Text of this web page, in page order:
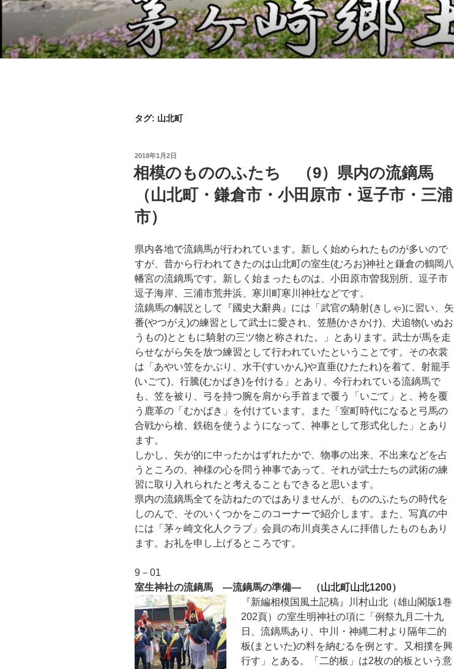
コ
ン
茅ヶ崎郷土会
タグ: 山北町
投
稿
日:
2018年1月2日
相模のもののふたち （9）県内の流鏑馬
（山北町・鎌倉市・小田原市・逗子市・三浦
市）
県内各地で流鏑馬が行われています。新しく始められたものが多いので
すが、昔から行われてきたのは山北町の室生(むろお)神社と鎌倉の鶴岡八
幡宮の流鏑馬です。新しく始まったものは、小田原市曽我別所、逗子市
逗子海岸、三浦市荒井浜、寒川町寒川神社などです。
流鏑馬の解説として『國史大辭典』には「武官の騎射(きしゃ)に習い、矢
番(やつがえ)の練習として武士に愛され、笠懸(かさかけ)、犬追物(いぬお
うもの)とともに騎射の三ツ物と称された。」とあります。武士が馬を走
らせながら矢を放つ練習として行われていたということです。その衣裳
は「あやい笠をかぶり、水干(すいかん)や直垂(ひたたれ)を着て、射籠手
(いごて)、行騰(むかばき)を付ける」とあり、今行われている流鏑馬で
も、笠を被り、弓を持つ腕を肩から手首まで覆う「いごて」と、袴を覆
う鹿革の「むかばき」を付けています。また「室町時代になると弓馬の
合戦から槍、鉄砲を使うようになって、神事として形式化した」とあり
ます。
しかし、矢が的に中ったかはずれたかで、物事の出来、不出来などを占
うところの、神様の心を問う神事であって、それが武士たちの武術の練
習に取り入れられたと考えることもできると思います。
県内の流鏑馬全てを訪ねたのではありませんが、もののふたちの時代を
しのんで、そのいくつかをこのコーナーで紹介します。また、写真の中
には「茅ヶ崎文化人クラブ」会員の布川貞美さんに拝借したものもあり
ます。お礼を申し上げるところです。
9－01
室生神社の流鏑馬 ―流鏑馬の準備― （山北町山北1200）
『新編相模国風土記稿』川村山北（雄山閣版1巻
202頁）の室生明神社の項に「例祭九月二十九
日、流鏑馬あり、中川・神縄二村より隔年二的
板(まといた)の料を納むるを例とす。又相撲を興
行す」とある。「二的板」は2枚の的板という意